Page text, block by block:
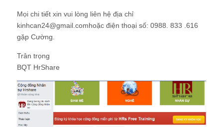
Mọi chi tiết xin vui lòng liên hệ địa chỉ
kinhcan24@gmail.comhoặc điện thoại số: 0988. 833 .616
gặp Cường.
Trân trọng
BQT HrShare